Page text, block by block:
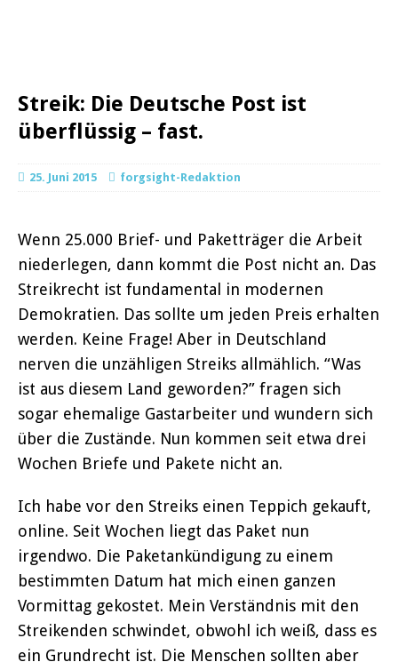
Streik: Die Deutsche Post ist
überflüssig – fast.
25. Juni 2015 forgsight-Redaktion
Wenn 25.000 Brief- und Paketträger die Arbeit
niederlegen, dann kommt die Post nicht an. Das
Streikrecht ist fundamental in modernen
Demokratien. Das sollte um jeden Preis erhalten
werden. Keine Frage! Aber in Deutschland
nerven die unzähligen Streiks allmählich. “Was
ist aus diesem Land geworden?” fragen sich
sogar ehemalige Gastarbeiter und wundern sich
über die Zustände. Nun kommen seit etwa drei
Wochen Briefe und Pakete nicht an.
Ich habe vor den Streiks einen Teppich gekauft,
online. Seit Wochen liegt das Paket nun
irgendwo. Die Paketankündigung zu einem
bestimmten Datum hat mich einen ganzen
Vormittag gekostet. Mein Verständnis mit den
Streikenden schwindet, obwohl ich weiß, dass es
ein Grundrecht ist. Die Menschen sollten aber